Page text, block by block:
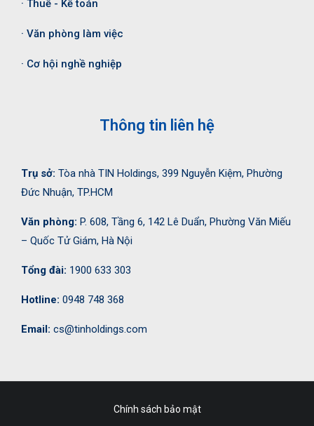
· Thuế - Kế toán
· Văn phòng làm việc
· Cơ hội nghề nghiệp
Thông tin liên hệ
Trụ sở: Tòa nhà TIN Holdings, 399 Nguyễn Kiệm, Phường
Đức Nhuận, TP.HCM
Văn phòng: P. 608, Tầng 6, 142 Lê Duẩn, Phường Văn Miếu
– Quốc Tử Giám, Hà Nội
Tổng đài: 1900 633 303
Hotline: 0948 748 368
Email: cs@tinholdings.com
Chính sách bảo mật